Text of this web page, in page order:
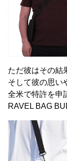
ただ彼はその結
そして彼の思い
全米で特許を申
RAVEL BAG